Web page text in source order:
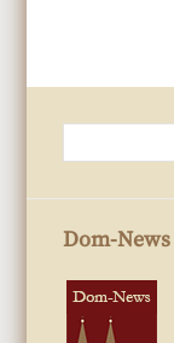
Dom-News